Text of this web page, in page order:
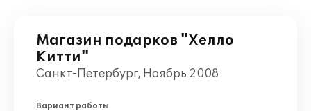
Магазин подарков "Хелло
Китти"
Санкт-Петербург, Ноябрь 2008
Вариант работы